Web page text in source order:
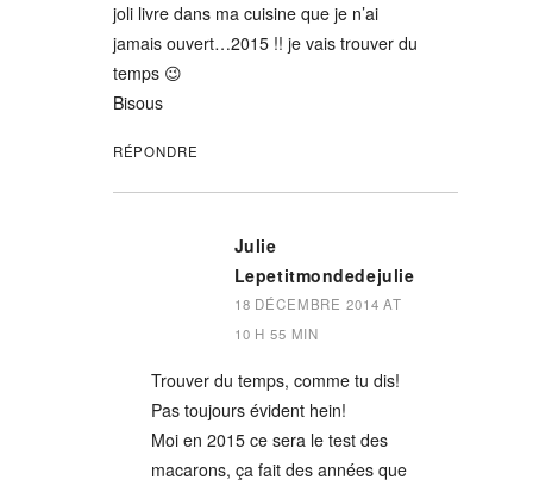
joli livre dans ma cuisine que je n’ai
jamais ouvert…2015 !! je vais trouver du
temps 😉
Bisous
RÉPONDRE
Julie
Lepetitmondedejulie
18 DÉCEMBRE 2014 AT
10 H 55 MIN
Trouver du temps, comme tu dis!
Pas toujours évident hein!
Moi en 2015 ce sera le test des
macarons, ça fait des années que